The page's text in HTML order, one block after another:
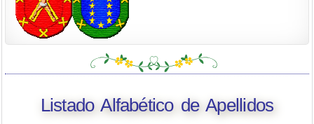
Listado Alfabético de Apellidos